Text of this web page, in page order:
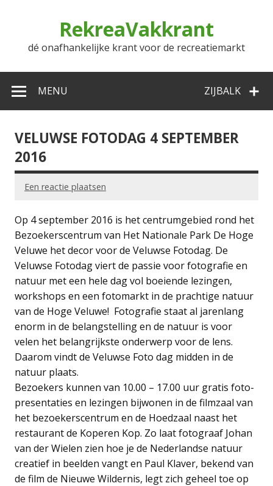
RekreaVakkrant
dé onafhankelijke krant voor de recreatiemarkt
ZIJBALK
MENU
VELUWSE FOTODAG 4 SEPTEMBER
2016
Een reactie plaatsen
Op 4 september 2016 is het centrumgebied rond het
Bezoekerscentrum van Het Nationale Park De Hoge
Veluwe het decor voor de Veluwse Fotodag. De
Veluwse Fotodag viert de passie voor fotografie en
natuur met een hele dag vol boeiende lezingen,
workshops en een fotomarkt in de prachtige natuur
van de Hoge Veluwe! Fotografie staat al jarenlang
enorm in de belangstelling en de natuur is voor
velen het belangrijkste onderwerp voor de lens.
Daarom vindt de Veluwse Foto dag midden in de
natuur plaats.
Bezoekers kunnen van 10.00 – 17.00 uur gratis foto-
presentaties en lezingen bijwonen in de filmzaal van
het bezoekerscentrum en de Hoedzaal naast het
restaurant de Koperen Kop. Zo laat fotograaf Johan
van der Wielen zien hoe je de Nederlandse natuur
creatief in beelden vangt en Paul Klaver, bekend van
de film de Nieuwe Wildernis, legt zich geheel toe op